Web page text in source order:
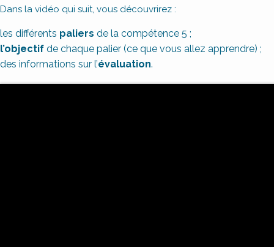
Dans la vidéo qui suit, vous découvrirez :
les différents paliers de la compétence 5 ;
l’objectif de chaque palier (ce que vous allez apprendre) ;
des informations sur l’évaluation.